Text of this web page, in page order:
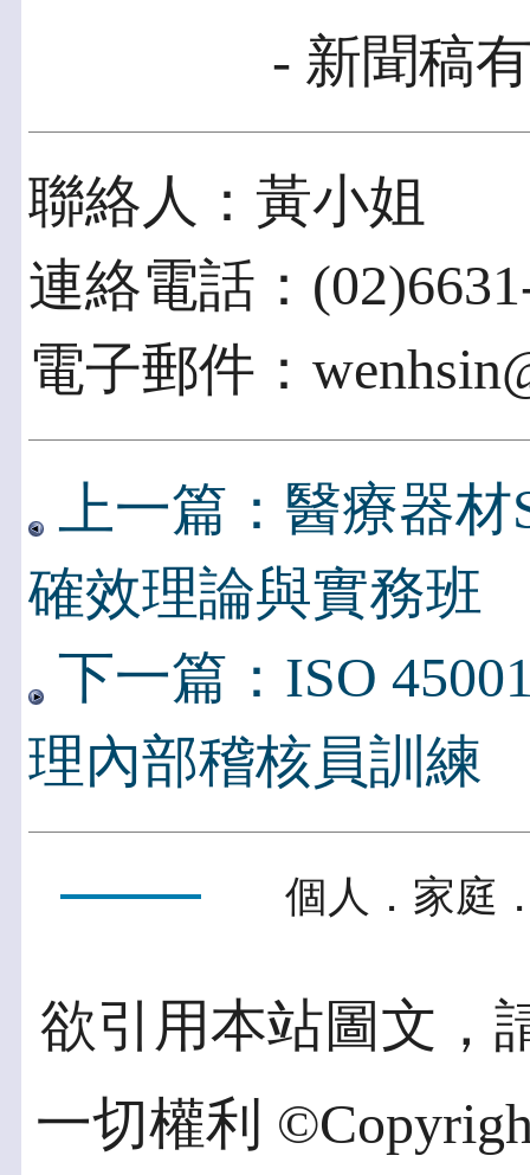
- 新聞稿
聯絡人：黃小姐
連絡電話：
電子郵件：
上一篇：醫療器材
確效理論與實務班
下一篇：ISO
理內部稽核員訓練
個人．家庭
欲引用本站圖文，
一切權利